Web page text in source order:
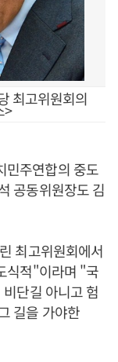
최고위원회의
>
민주연합의 중도
공동위원장도 김
최고위원회에서
식적"이라며 "국
단길 아니고 험
길을 가야한